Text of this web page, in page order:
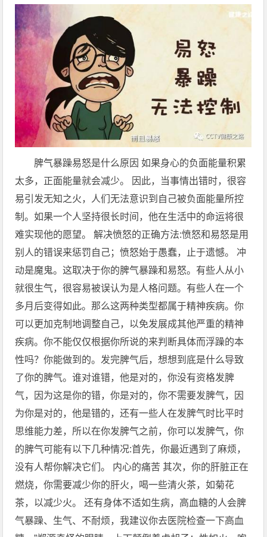
脾气暴躁易怒是什么原因 如果身心的负面能量积累
太多，正面能量就会减少。 因此，当事情出错时，很容
易引发无知之火，人们无法意识到自己被负面能量所控
制。如果一个人坚持很长时间，他在生活中的命运将很
难实现他的愿望。 解决愤怒的正确方法:愤怒和易怒是用
别人的错误来惩罚自己；愤怒始于愚蠢，止于遗憾。 冲
动是魔鬼。这取决于你的脾气暴躁和易怒。有些人从小
就很生气，很容易被误认为是人格问题。有些人在一个
多月后变得如此。那么这两种类型都属于精神疾病。你
可以更加克制地调整自己，以免发展成其他严重的精神
疾病。你不能仅仅根据你所说的来判断具体而浮躁的本
性吗？你能做到的。发完脾气后，想想到底是什么导致
了你的脾气。谁对谁错，他是对的，你没有资格发脾
气，因为这是你的错，你是对的，你不需要发脾气，因
为你是对的，他是错的，还有一些人在发脾气时比平时
思维能力差，所以在你发脾气之前，你可以发脾气，你
的脾气可能有以下几种情况:首先，你最近遇到了麻烦，
没有人帮你解决它们。 内心的痛苦 其次，你的肝脏正在
燃烧，你需要减少你的肝火，喝一些清火茶，如菊花
茶，以减少火。 还有身体不适如生病，高血糖的人会脾
气暴躁、生气、不耐烦，我建议你去医院检查一下高血